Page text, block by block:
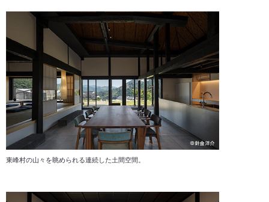
東峰村の山々を眺められる連続した土間空間。